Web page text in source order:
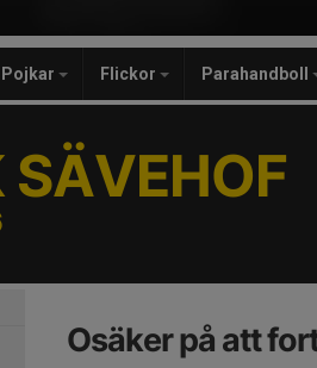
Pojkar Flickor Parahandboll
SÄVEHOF
Osäker på att